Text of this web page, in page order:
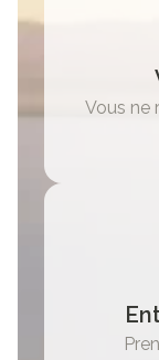
Vous ne